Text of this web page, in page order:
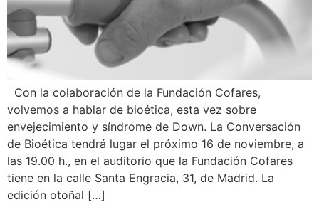
Con la colaboración de la Fundación Cofares,
volvemos a hablar de bioética, esta vez sobre
envejecimiento y síndrome de Down. La Conversación
de Bioética tendrá lugar el próximo 16 de noviembre, a
las 19.00 h., en el auditorio que la Fundación Cofares
tiene en la calle Santa Engracia, 31, de Madrid. La
edición otoñal […]